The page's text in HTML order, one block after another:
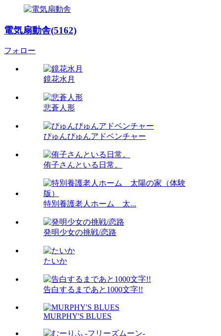
電気扇動舎(5162)
フォロー
鏡花水月
悲蒼人形
ぴゅんぴゅんアドベンチャー
侑子さんといる日常。
特別養護老人ホーム 太...
発明少女の挑戦/恋路
たいか
告白するまであと1000文字!!
MURPHY'S BLUES